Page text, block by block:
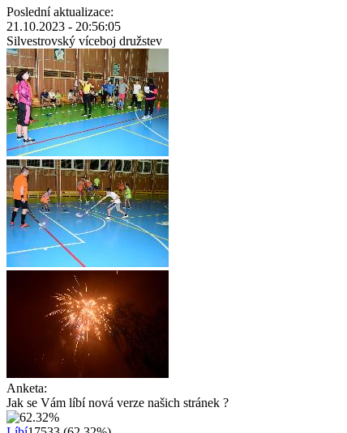
Poslední aktualizace:
21.10.2023 - 20:56:05
Silvestrovský víceboj družstev
Anketa:
Jak se Vám líbí nová verze našich stránek ?